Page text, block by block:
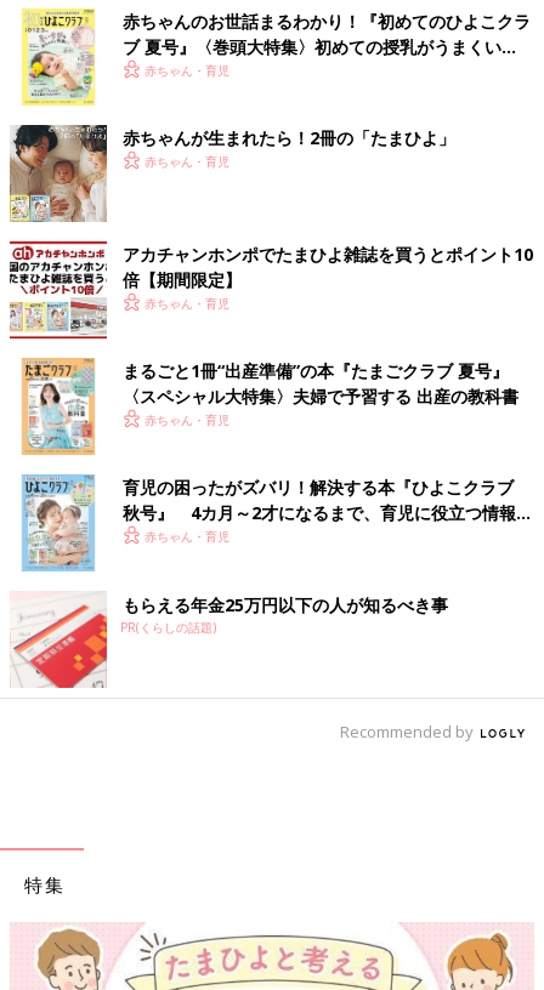
赤ちゃんのお世話まるわかり！『初めてのひよこクラ
ブ 夏号』〈巻頭大特集〉初めての授乳がうまくい
く！ おっぱい・ミルクの基本と夏のトラブル 解決テ
赤ちゃん・育児
赤ちゃんが生まれたら！2冊の「たまひよ」
赤ちゃん・育児
アカチャンホンポでたまひよ雑誌を買うとポイント10
倍【期間限定】
赤ちゃん・育児
まるごと1冊“出産準備”の本『たまごクラブ 夏号』
〈スペシャル大特集〉夫婦で予習する 出産の教科書
赤ちゃん・育児
育児の困ったがズバリ！解決する本『ひよこクラブ
秋号』 4カ月～2才になるまで、育児に役立つ情報が
いっぱい！
赤ちゃん・育児
もらえる年金25万円以下の人が知るべき事
PR(くらしの話題)
Recommended by
特集
【ワクチン接種できるものも】妊婦の感染症対策、知っておい